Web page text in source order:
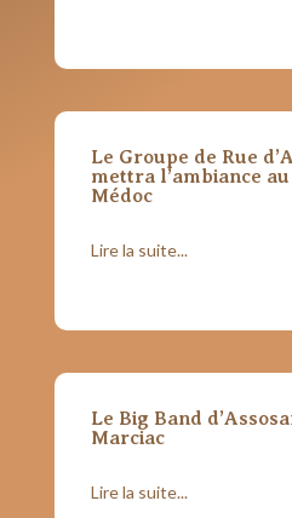
Le Groupe de Rue
mettra l’ambiance
Médoc
Lire la suite...
Le Big Band
Marciac
Lire la suite...